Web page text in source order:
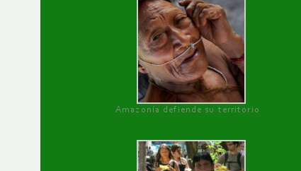
Amazonía defiende su territorio